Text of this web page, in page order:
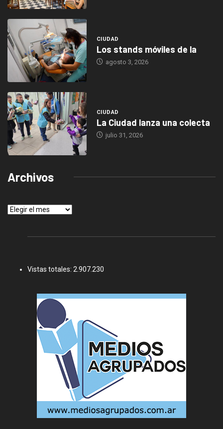
CIUDAD
Los stands móviles de la
agosto 3, 2026
CIUDAD
La Ciudad lanza una colecta
julio 31, 2026
Archivos
Archivos
Vistas totales: 2.907.230